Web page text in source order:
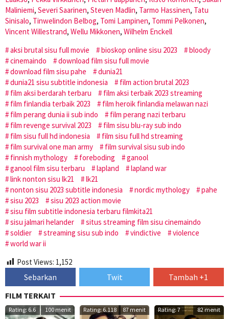
Maliniemi, Severi Saarinen, Steven Madlin, Tarmo Hassinen, Tatu
Sinisalo, Tinwelindon Belbog, Tomi Lampinen, Tommi Pelkonen,
Vincent Willestrand, Wellu Mikkonen, Wilhelm Enckell
aksi brutal sisu full movie
bioskop online sisu 2023
bloody
cinemaindo
download film sisu full movie
download film sisu pahe
dunia21
dunia21 sisu subtitle indonesia
film action brutal 2023
film aksi berdarah terbaru
film aksi terbaik 2023 streaming
film finlandia terbaik 2023
film heroik finlandia melawan nazi
film perang dunia ii sub indo
film perang nazi terbaru
film revenge survival 2023
film sisu blu-ray sub indo
film sisu full hd indonesia
film sisu full hd streaming
film survival one man army
film survival sisu sub indo
finnish mythology
foreboding
ganool
ganool film sisu terbaru
lapland
lapland war
link nonton sisu lk21
lk21
nonton sisu 2023 subtitle indonesia
nordic mythology
pahe
sisu 2023
sisu 2023 action movie
sisu film subtitle indonesia terbaru filmkita21
sisu jalmari helander
situs streaming film sisu cinemaindo
soldier
streaming sisu sub indo vindictive
violence
world war ii
Post Views: 1,152
Sebarkan Twit
Tambah +1
FILM TERKAIT
Rating: 6.6 100 menit Rating: 6.118 87 menit Rating: 7 82 menit